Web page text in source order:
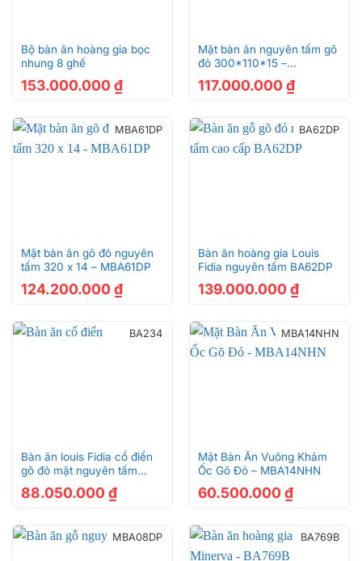
Bộ bàn ăn hoàng gia bọc
nhung 8 ghế
153.000.000 ₫
Mặt bàn ăn nguyên tấm gõ
đỏ 300*110*15 –
117.000.000 ₫
MBA61DP
Mặt bàn ăn gõ đỏ nguyên
tấm 320 x 14 – MBA61DP
124.200.000 ₫
BA62DP
Bàn ăn hoàng gia Louis
Fidia nguyên tấm BA62DP
139.000.000 ₫
BA234
Bàn ăn louis Fidia cổ điển
gõ đỏ mặt nguyên tấm
88.050.000 ₫
MBA14NHN
Mặt Bàn Ăn Vuông Khảm
Ốc Gõ Đỏ – MBA14NHN
60.500.000 ₫
MBA08DP BA769B